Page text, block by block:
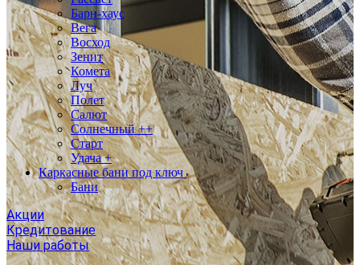
Барн-хаус
Вега
Восход
Зенит
Комета
Луч
Полет
Салют
Солнечный ++
Старт
Удача +
Каркасные бани под ключ
Бани
Акции
Кредитование
Наши работы